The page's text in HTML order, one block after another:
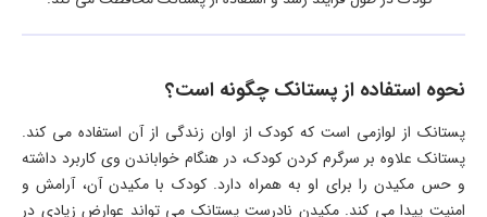
نحوه استفاده از پستانک چگونه است؟
پستانک از لوازمی است که کودک از اوان زندگی از آن استفاده می کند.
پستانک علاوه بر سرگرم کردن کودک، در هنگام خواباندن وی کاربرد داشته
و حس مکیدن را برای او به همراه دارد. کودک با مکیدن آن، آرامش و
امنیت پیدا می کند. مکیدن نادرست پستانک می تواند عوارض زیادی در